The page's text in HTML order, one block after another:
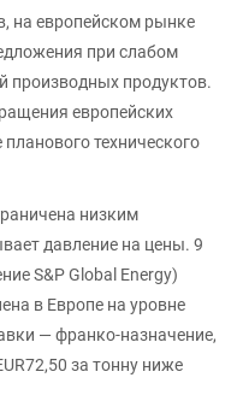
на европейском рынке
при слабом
производных продуктов.
европейских
технического
низким
давление на цены. 9
S&P Global Energy)
в Европе на уровне
— франко-назначение,
за тонну ниже